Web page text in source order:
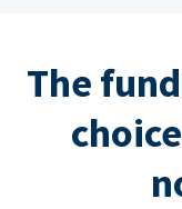
The